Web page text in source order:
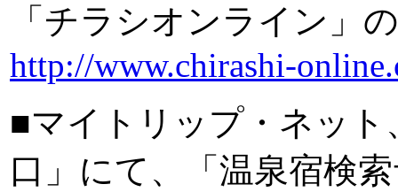
「チラシオンライン」
http://www.chirashi-
■マイトリップ・ネッ
口」にて、「温泉宿検